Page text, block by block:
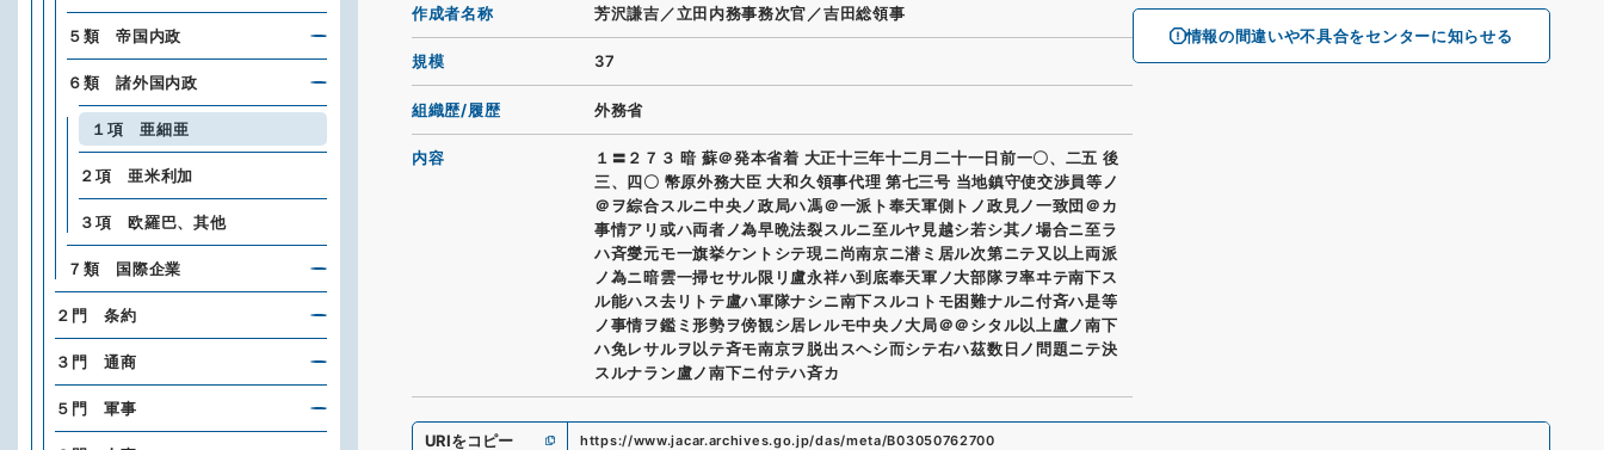
情報の間違いや不具合をセンターに知らせる
作成者名称 芳沢謙吉／立田内務事務次官／吉田総領事
規模 37
組織歴/履歴 外務省
内容
１〓２７３ 暗 蘇＠発本省着 大正十三年十二月二十一日前一〇、二五 後
三、四〇 幣原外務大臣 大和久領事代理 第七三号 当地鎮守使交渉員等ノ
＠ヲ綜合スルニ中央ノ政局ハ馮＠一派ト奉天軍側トノ政見ノ一致団＠カ
事情アリ或ハ両者ノ為早晩法裂スルニ至ルヤ見越シ若シ其ノ場合ニ至ラ
ハ斉燮元モ一旗挙ケントシテ現ニ尚南京ニ潜ミ居ル次第ニテ又以上両派
ノ為ニ暗雲一掃セサル限リ盧永祥ハ到底奉天軍ノ大部隊ヲ率ヰテ南下ス
ル能ハス去リトテ盧ハ軍隊ナシニ南下スルコトモ困難ナルニ付斉ハ是等
ノ事情ヲ鑑ミ形勢ヲ傍観シ居レルモ中央ノ大局＠＠シタル以上盧ノ南下
ハ免レサルヲ以テ斉モ南京ヲ脱出スヘシ而シテ右ハ茲数日ノ問題ニテ決
スルナラン盧ノ南下ニ付テハ斉カ
URIをコピー https://www.jacar.archives.go.jp/das/meta/B03050762700
５類 帝国内政
６類 諸外国内政
１項 亜細亜
２項 亜米利加
３項 欧羅巴、其他
７類 国際企業
２門 条約
３門 通商
５門 軍事